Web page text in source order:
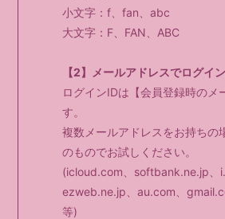
会員登録 ログイン
小文字：f、fan、abc
大文字：F、FAN、ABC
【2】メールアドレスでログイ
ログインIDは【会員登録時のメ
す。
複数メールアドレスをお持ちの
のものでお試しください。
(icloud.com、softbank.ne.jp、
ezweb.ne.jp、au.com、
等)